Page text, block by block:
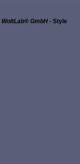
WoltLab® GmbH